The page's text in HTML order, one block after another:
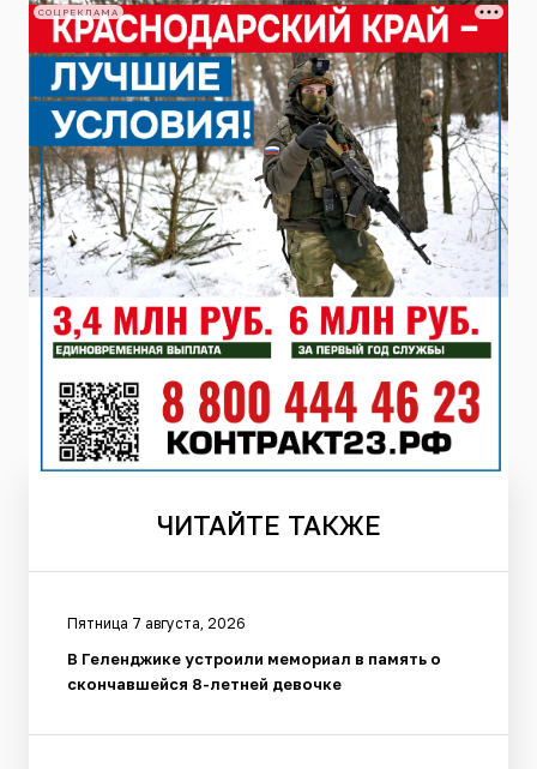
СОЦРЕКЛАМА
ЧИТАЙТЕ ТАКЖЕ
Пятница 7 августа, 2026
В Геленджике устроили мемориал в память о
скончавшейся 8-летней девочке